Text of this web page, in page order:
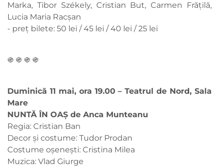
Marka, Tibor Székely, Cristian But, Carmen Frățilă,
Lucia Maria Racșan
- preț bilete: 50 lei / 45 lei / 40 lei / 25 lei
֍ ֍ ֍ ֍
Duminică 11 mai, ora 19.00 – Teatrul de Nord, Sala
Mare
NUNTĂ ÎN OAȘ de Anca Munteanu
Regia: Cristian Ban
Decor și costume: Tudor Prodan
Costume oșenești: Cristina Milea
Muzica: Vlad Giurge